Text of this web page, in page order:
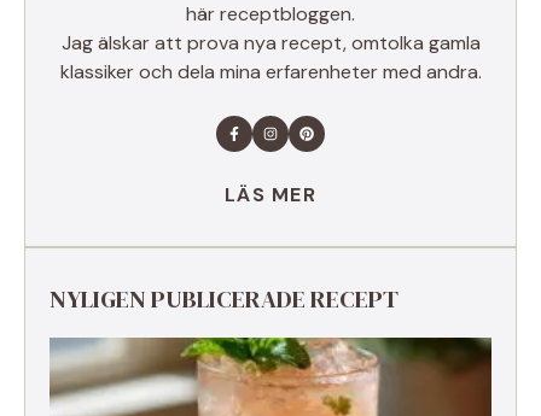
här receptbloggen.
Jag älskar att prova nya recept, omtolka gamla
klassiker och dela mina erfarenheter med andra.
LÄS MER
NYLIGEN PUBLICERADE RECEPT